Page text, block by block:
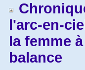
l'arc-en-
la femme
balance